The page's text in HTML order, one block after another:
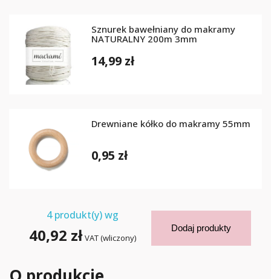
Sznurek bawełniany do makramy
NATURALNY 200m 3mm
14,99 zł
Drewniane kółko do makramy 55mm
0,95 zł
4produkt(y) wg
40,92 zł VAT (wliczony)
Dodaj produkty